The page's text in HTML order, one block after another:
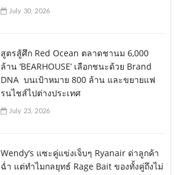
July 30, 2026
สูตรสู้ศึก Red Ocean ตลาดชานม 6,000
ล้าน ‘BEARHOUSE’ เลือกชนะด้วย Brand
DNA บนเป้าหมาย 800 ล้าน และขยายแฟ
รนไชส์ไปต่างประเทศ
July 23, 2026
Wendy’s แซะคู่แข่งเจ็บๆ Ryanair ด่าลูกค้า
ฉ่ำ แต่ทำไมกลยุทธ์ Rage Bait ของทั้งคู่ถึงไม่